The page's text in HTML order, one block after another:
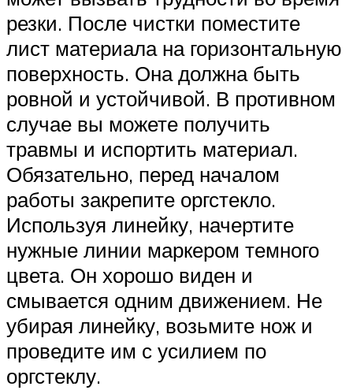
резки. После чистки поместите
лист материала на горизонтальную
поверхность. Она должна быть
ровной и устойчивой. В противном
случае вы можете получить
травмы и испортить материал.
Обязательно, перед началом
работы закрепите оргстекло.
Используя линейку, начертите
нужные линии маркером темного
цвета. Он хорошо виден и
смывается одним движением. Не
убирая линейку, возьмите нож и
проведите им с усилием по
оргстеклу.